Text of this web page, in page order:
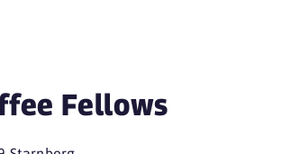
Fellows